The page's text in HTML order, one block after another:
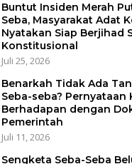
Buntut Insiden Merah
Seba, Masyarakat Adat
Nyatakan Siap Berjihad
Konstitusional
Juli 25, 2026
Benarkah Tidak Ada
Seba-seba? Pernyataan
Berhadapan dengan
Pemerintah
Juli 11, 2026
Sengketa Seba-Seba